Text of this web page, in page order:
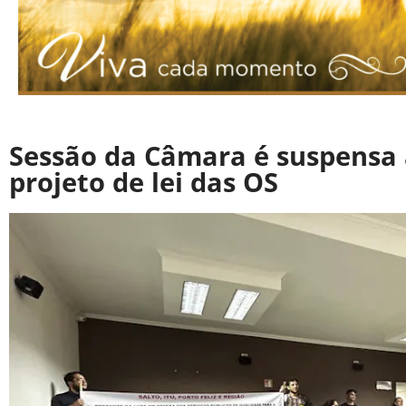
Sessão da Câmara é
projeto de lei das OS